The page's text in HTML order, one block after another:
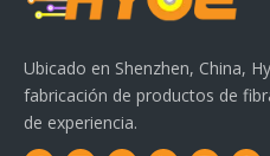
Ubicado en Shenzhen, China,
fabricación de productos de
de experiencia.